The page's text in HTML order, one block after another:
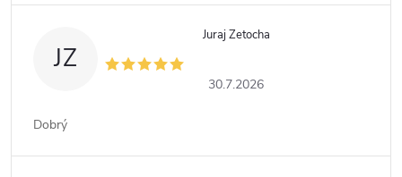
JZ
Juraj Zetocha
30.7.2026
Dobrý